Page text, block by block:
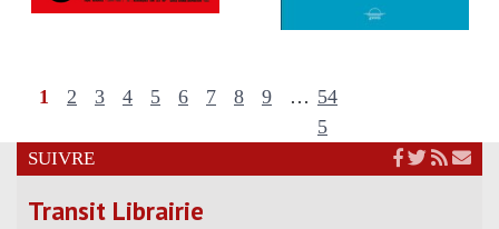
1 2 3 4 5 6 7 8 9 … 54
5
SUIVRE
Transit Librairie